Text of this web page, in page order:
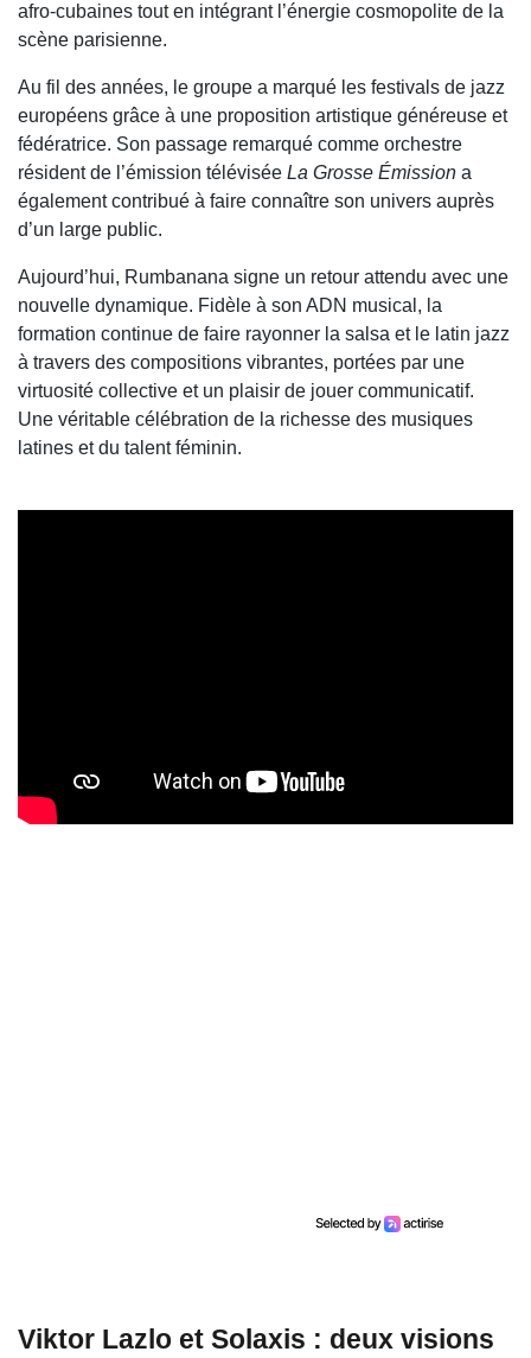
afro-cubaines tout en intégrant l’énergie cosmopolite de la
scène parisienne.
Au fil des années, le groupe a marqué les festivals de jazz
européens grâce à une proposition artistique généreuse et
fédératrice. Son passage remarqué comme orchestre
résident de l’émission télévisée La Grosse Émission a
également contribué à faire connaître son univers auprès
d’un large public.
Aujourd’hui, Rumbanana signe un retour attendu avec une
nouvelle dynamique. Fidèle à son ADN musical, la
formation continue de faire rayonner la salsa et le latin jazz
à travers des compositions vibrantes, portées par une
virtuosité collective et un plaisir de jouer communicatif.
Une véritable célébration de la richesse des musiques
latines et du talent féminin.
Viktor Lazlo et Solaxis : deux visions